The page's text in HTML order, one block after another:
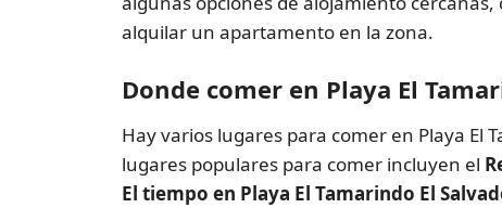
alquilar un apartamento en la zona.
Donde comer en Playa El
Hay varios lugares para comer en Playa El
lugares populares para comer incluyen el
El tiempo en Playa El Tamarindo El